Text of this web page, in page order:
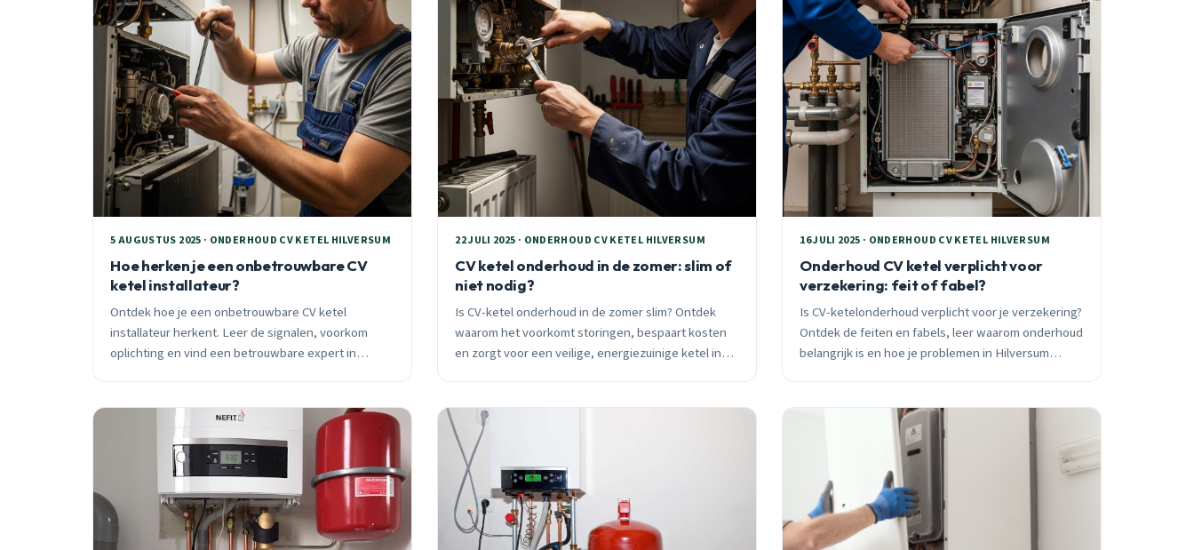
5 AUGUSTUS 2025 · ONDERHOUD CV KETEL HILVERSUM
Hoe herken je een onbetrouwbare CV
ketel installateur?
Ontdek hoe je een onbetrouwbare CV ketel
installateur herkent. Leer de signalen, voorkom
oplichting en vind een betrouwbare expert in
22 JULI 2025 · ONDERHOUD CV KETEL HILVERSUM
CV ketel onderhoud in de zomer: slim of
niet nodig?
Is CV-ketel onderhoud in de zomer slim? Ontdek
waarom het voorkomt storingen, bespaart kosten
en zorgt voor een veilige, energiezuinige ketel in
16 JULI 2025 · ONDERHOUD CV KETEL HILVERSUM
Onderhoud CV ketel verplicht voor
verzekering: feit of fabel?
Is CV-ketelonderhoud verplicht voor je verzekering?
Ontdek de feiten en fabels, leer waarom onderhoud
belangrijk is en hoe je problemen in Hilversum